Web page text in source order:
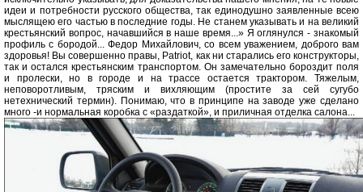
идеи и потребности русского общества, так единодушно заявленные всею
мыслящею его частью в последние годы. Не станем указывать и на великий
крестьянский вопрос, начавшийся в наше время...» Я оглянулся - знакомый
профиль с бородой... Федор Михайлович, со всем уважением, доброго вам
здоровья! Вы совершенно правы, Patriot, как ни старались его конструкторы,
так и остался крестьянским транспортом. Он замечательно бороздит поля
и пролески, но в городе и на трассе остается трактором. Тяжелым,
неповоротливым, тряским и вихляющим (простите за сей сугубо
нетехнический термин). Понимаю, что в принципе на заводе уже сделано
много -и нормальная коробка с «раздаткой», и приличная отделка салона...